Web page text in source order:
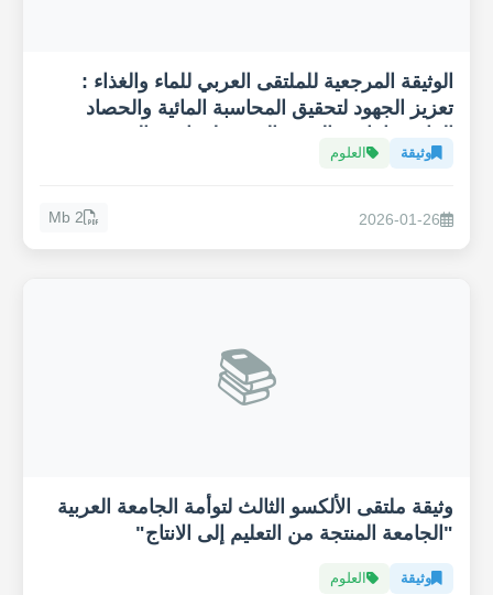
الوثيقة المرجعية للملتقى العربي للماء والغذاء :
تعزيز الجهود لتحقيق المحاسبة المائية والحصاد
المناخي
وثيقة العلوم
2026-01-26
2 Mb
📚
وثيقة ملتقى الألكسو الثالث لتوأمة الجامعة العربية
"الجامعة المنتجة من التعليم إلى الانتاج"
وثيقة العلوم